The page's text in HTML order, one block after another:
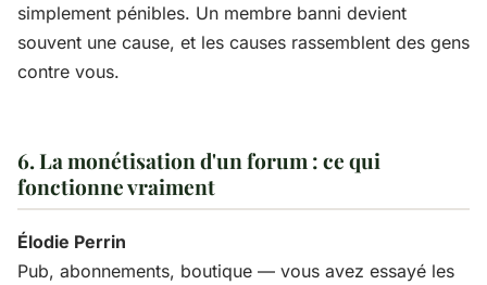
simplement pénibles. Un membre banni devient
souvent une cause, et les causes rassemblent des gens
contre vous.
6. La monétisation d'un forum : ce qui
fonctionne vraiment
Élodie Perrin
Pub, abonnements, boutique — vous avez essayé les